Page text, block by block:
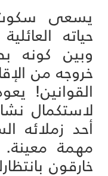
​يسعى سكوت
حياته
وبين كونه
خروجه من
القوانين!
لاستكمال
أحد زملائه
مهمة معينة.
خارقون